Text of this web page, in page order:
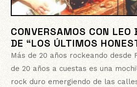
CONVERSAMOS CON LEO
DE “LOS ÚLTIMOS
Más de 20 años rockeando desde
de 20 años a cuestas es una
rock duro emergiendo de las